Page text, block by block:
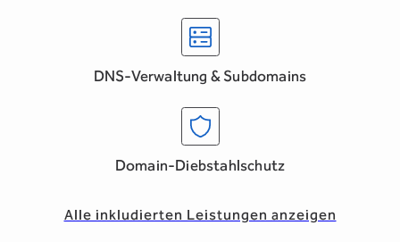
DNS-Verwaltung & Subdomains
Domain-Diebstahlschutz
Alle inkludierten Leistungen anzeigen